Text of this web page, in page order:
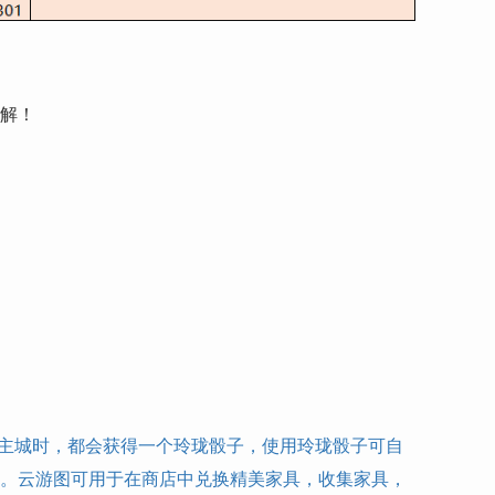
！
城时，都会获得一个玲珑骰子，使用玲珑骰子可自
云游图可用于在商店中兑换精美家具，收集家具，